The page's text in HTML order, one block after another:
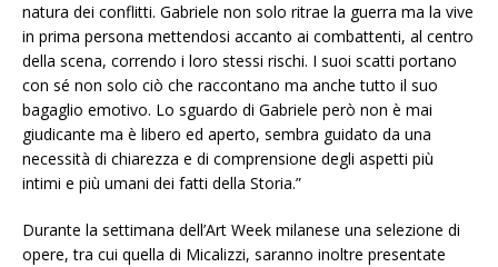
natura dei conflitti. Gabriele non solo ritrae la guerra ma la vive
in prima persona mettendosi accanto ai combattenti, al centro
della scena, correndo i loro stessi rischi. I suoi scatti portano
con sé non solo ciò che raccontano ma anche tutto il suo
bagaglio emotivo. Lo sguardo di Gabriele però non è mai
giudicante ma è libero ed aperto, sembra guidato da una
necessità di chiarezza e di comprensione degli aspetti più
intimi e più umani dei fatti della Storia.”
Durante la settimana dell’Art Week milanese una selezione di
opere, tra cui quella di Micalizzi, saranno inoltre presentate